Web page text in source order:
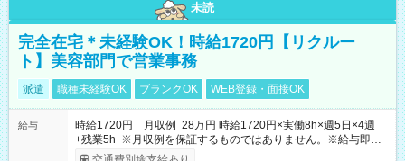
未読
完全在宅＊未経験OK！時給1720円【リクルー
ト】美容部門で営業事務
派遣 職種未経験OK ブランクOK WEB登録・面接OK
給与
時給1720円 月収例 28万円 時給1720円×実働8h×週5日×4週
+残業5h ※月収例を保証するものではありません。※給与即受
取りサービス利用可（利用条件有）